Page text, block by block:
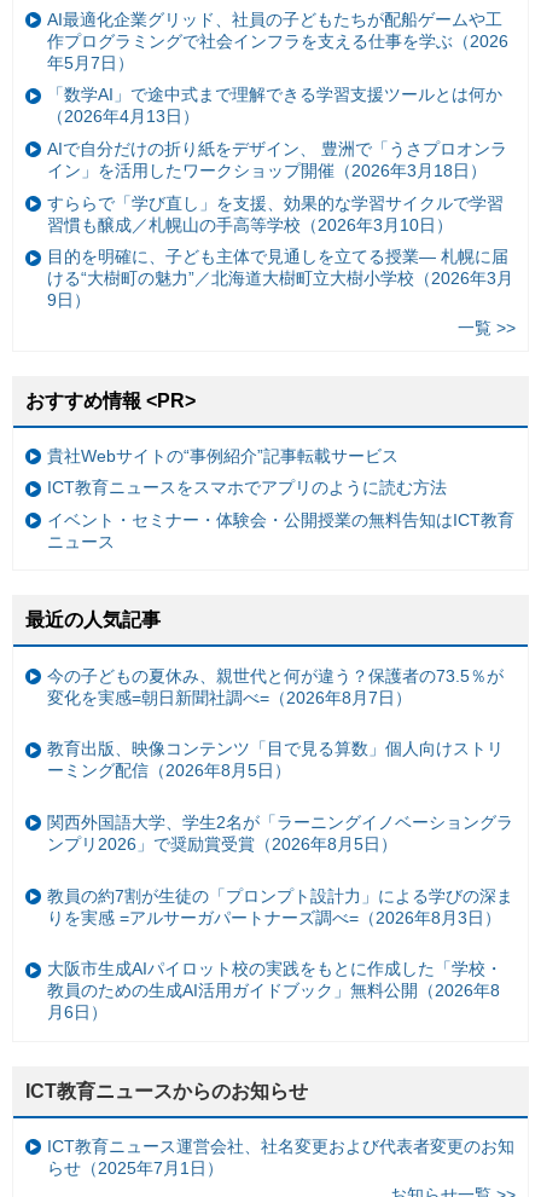
AI最適化企業グリッド、社員の子どもたちが配船ゲームや工
作プログラミングで社会インフラを支える仕事を学ぶ（2026
年5月7日）
「数学AI」で途中式まで理解できる学習支援ツールとは何か
（2026年4月13日）
AIで自分だけの折り紙をデザイン、 豊洲で「うさプロオンラ
イン」を活用したワークショップ開催（2026年3月18日）
すららで「学び直し」を支援、効果的な学習サイクルで学習
習慣も醸成／札幌山の手高等学校（2026年3月10日）
目的を明確に、子ども主体で見通しを立てる授業— 札幌に届
ける“大樹町の魅力”／北海道大樹町立大樹小学校（2026年3月
9日）
一覧 >>
おすすめ情報 <PR>
貴社Webサイトの“事例紹介”記事転載サービス
ICT教育ニュースをスマホでアプリのように読む方法
イベント・セミナー・体験会・公開授業の無料告知はICT教育
ニュース
最近の人気記事
今の子どもの夏休み、親世代と何が違う？保護者の73.5％が
変化を実感=朝日新聞社調べ=（2026年8月7日）
教育出版、映像コンテンツ「目で見る算数」個人向けストリ
ーミング配信（2026年8月5日）
関西外国語大学、学生2名が「ラーニングイノベーショングラ
ンプリ2026」で奨励賞受賞（2026年8月5日）
教員の約7割が生徒の「プロンプト設計力」による学びの深ま
りを実感 =アルサーガパートナーズ調べ=（2026年8月3日）
大阪市生成AIパイロット校の実践をもとに作成した「学校・
教員のための生成AI活用ガイドブック」無料公開（2026年8
月6日）
ICT教育ニュースからのお知らせ
ICT教育ニュース運営会社、社名変更および代表者変更のお知
らせ（2025年7月1日）